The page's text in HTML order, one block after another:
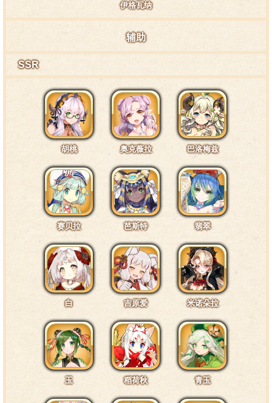
来摸，就会感觉有源源不断的灵感从脑袋里冒出来呢。
特训7阶段台词2·面部4
我不管做什么，都不会太在意别人的目光……不过，
剧团长，你的目光好像让我有点分心了……
特训7阶段台词3·身体4
英雄必须要拥有强大的体魄，所以我们仓鼠族呀，要
做英雄还是太勉强了……不过，我没有放弃，那台机甲，
就是我给出的答案。
特训7阶段台词4·通常4
永远勇敢团长她呀，虽然看上去跟我心目中的英雄差
别还挺大的，但毫无疑问，她也是个真正的英雄。
伊格瓦纳
辅助
SSR
胡桃 奥克薇拉 巴洛梅兹
赛贝拉 芭斯特 翡翠
白 吉原爱 米诺朵拉
玉 稻荷秋 青玉